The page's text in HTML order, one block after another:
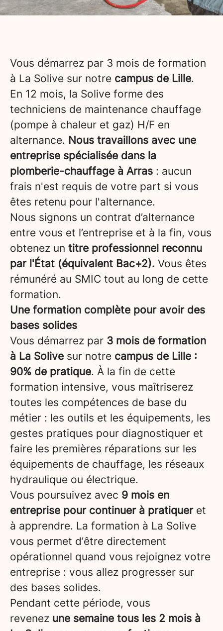
Vous démarrez par 3 mois de formation
à La Solive sur notre campus de Lille.
En 12 mois, la Solive forme des
techniciens de maintenance chauffage
(pompe à chaleur et gaz) H/F en
alternance. Nous travaillons avec une
entreprise spécialisée dans la
plomberie-chauffage à Arras : aucun
frais n'est requis de votre part si vous
êtes retenu pour l'alternance.
Nous signons un contrat d’alternance
entre vous et l’entreprise et à la fin, vous
obtenez un titre professionnel reconnu
par l'État (équivalent Bac+2). Vous êtes
rémunéré au SMIC tout au long de cette
formation.
Une formation complète pour avoir des
bases solides
Vous démarrez par 3 mois de formation
à La Solive sur notre campus de Lille :
90% de pratique. À la fin de cette
formation intensive, vous maîtriserez
toutes les compétences de base du
métier : les outils et les équipements, les
gestes pratiques pour diagnostiquer et
faire les premières réparations sur les
équipements de chauffage, les réseaux
hydraulique ou électrique.
Vous poursuivez avec 9 mois en
entreprise pour continuer à pratiqueret
à apprendre. La formation à La Solive
vous permet d’être directement
opérationnel quand vous rejoignez votre
entreprise : vous allez progresser sur
des bases solides.
Pendant cette période, vous
revenez une semaine tous les 2 mois à